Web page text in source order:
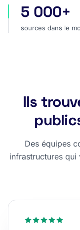
sources dans le
5 000+
sources dans le
Ils
Des équipes
infrastructures